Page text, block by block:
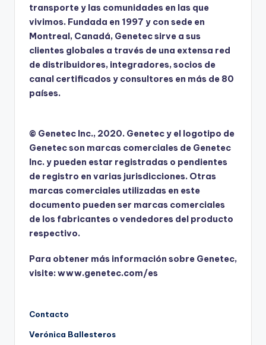
transporte y las comunidades en las que
vivimos. Fundada en 1997 y con sede en
Montreal, Canadá, Genetec sirve a sus
clientes globales a través de una extensa red
de distribuidores, integradores, socios de
canal certificados y consultores en más de 80
países.
© Genetec Inc., 2020. Genetec y el logotipo de
Genetec son marcas comerciales de Genetec
Inc. y pueden estar registradas o pendientes
de registro en varias jurisdicciones. Otras
marcas comerciales utilizadas en este
documento pueden ser marcas comerciales
de los fabricantes o vendedores del producto
respectivo.
Para obtener más información sobre Genetec,
visite:www.genetec.com/es
Contacto
Verónica Ballesteros